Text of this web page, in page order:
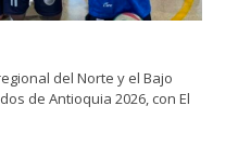
del Norte y el Bajo
de Antioquia 2026, con El